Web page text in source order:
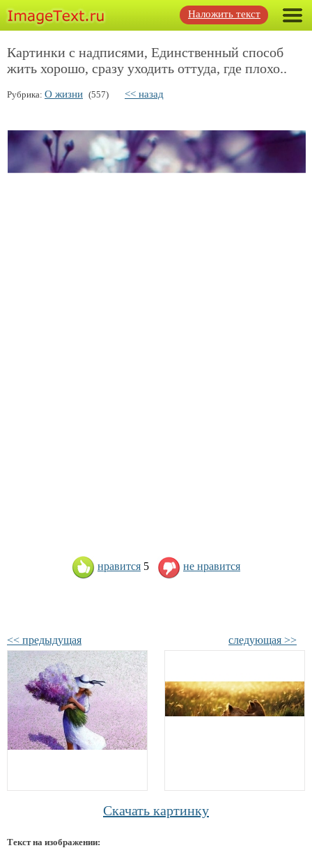
Наложить текст
Картинки с надписями, Единственный способ
жить хорошо, сразу уходить оттуда, где плохо..
Рубрика: О жизни (557) << назад
нравится 5 не нравится
<< предыдущая следующая >>
Скачать картинку
Текст на изображении: